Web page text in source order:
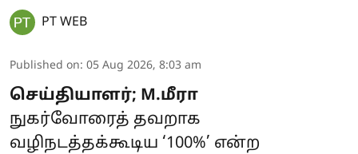
PT WEB
Published on: 05 Aug 2026, 8:03 am
செய்தியாளர்; M.மீரா
நுகர்வோரைத் தவறாக
வழிநடத்தக்கூடிய ‘100%’ என்ற